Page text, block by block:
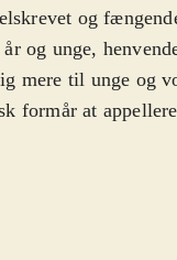
og
og unge,
mere til unge og
formår at
død mellem de